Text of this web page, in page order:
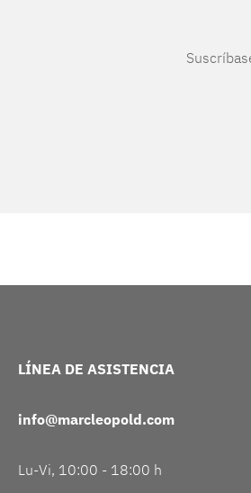
LÍNEA DE ASISTENCIA
info@marcleopold.com
Lu-Vi, 10:00 - 18:00 h